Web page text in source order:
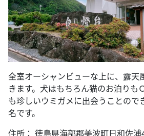
全室オーシャンビューな上に、露天
きます。犬はもちろん猫のお泊りも
も珍しいウミガメに出会うことので
名です。
住所： 徳島県海部郡美波町日和佐浦